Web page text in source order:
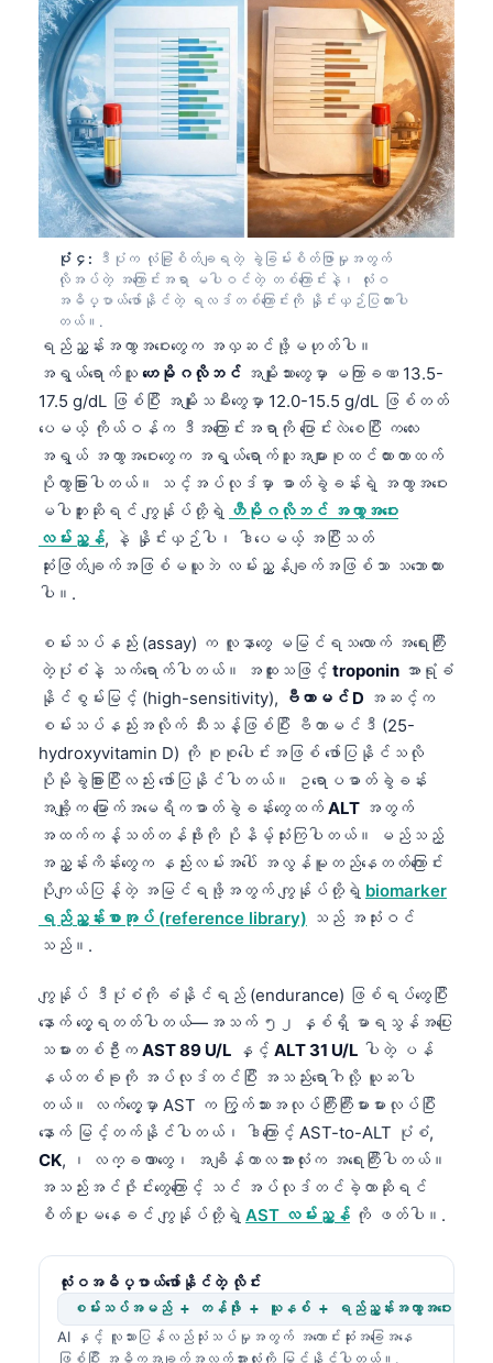
ပုံ ၄: ဒီပုံက လုံခြုံစိတ်ချရတဲ့ ခွဲခြမ်းစိတ်ဖြာမှုအတွက်
လိုအပ်တဲ့ အကြောင်းအရာ မပါဝင်တဲ့ တစ်ကြောင်းနဲ့၊ လုံးဝ
အဓိပ္ပာယ်ဖော်နိုင်တဲ့ ရလဒ်တစ်ကြောင်းကို နှိုင်းယှဉ်ပြထားပါ
တယ်။.
ရည်ညွှန်းအကွာအဝေးတွေက အလှဆင်ဖို့မဟုတ်ပါ။
အရွယ်ရောက်သူ ဟေမိုဂလိုဘင် အမျိုးသားတွေမှာ မကြာခဏ 13.5-
17.5 g/dL ဖြစ်ပြီး အမျိုးသမီးတွေမှာ 12.0-15.5 g/dL ဖြစ်တတ်
ပေမယ့် ကိုယ်ဝန်က ဒီအကြောင်းအရာကို ပြောင်းလဲစေပြီး ကလေး
အရွယ် အကွာအဝေးတွေက အရွယ်ရောက်သူအများစုထင်ထားတာထက်
ပိုကွာခြားပါတယ်။ သင့်အပ်လုဒ်မှာ ဓာတ်ခွဲခန်းရဲ့ အကွာအဝေး
မပါဘူးဆိုရင် ကျွန်ုပ်တို့ရဲ့ ဟီမိုဂလိုဘင် အကွာအဝေး
လမ်းညွှန်, နဲ့ နှိုင်းယှဉ်ပါ၊ ဒါပေမယ့် အပြီးသတ်
ဆုံးဖြတ်ချက်အဖြစ်မယူဘဲ လမ်းညွှန်ချက်အဖြစ်သာ သဘောထား
ပါ။.
စမ်းသပ်နည်း (assay) က လူနာတွေ မမြင်ရသလောက် အရေးကြီး
တဲ့ပုံစံနဲ့ သက်ရောက်ပါတယ်။ အထူးသဖြင့် troponin အာရုံခံ
နိုင်စွမ်းမြင့် (high-sensitivity), ဗီတာမင် D အဆင့်က
စမ်းသပ်နည်းအလိုက် သီးသန့်ဖြစ်ပြီး ဗီတာမင်ဒီ (25-
hydroxyvitamin D) ကို စုစုပေါင်းအဖြစ် ဖော်ပြနိုင်သလို
ပိုမိုခွဲခြားပြီးလည်း ဖော်ပြနိုင်ပါတယ်။ ဥရောပဓာတ်ခွဲခန်း
အချို့က မြောက်အမေရိကဓာတ်ခွဲခန်းတွေထက် ALT အတွက်
အထက်ကန့်သတ်တန်ဖိုးကို ပိုနိမ့်သုံးကြပါတယ်။ မည်သည့်
အညွှန်းကိန်းတွေက နည်းလမ်းအပေါ် အလွန်မူတည်နေတတ်ကြောင်း
ပိုကျယ်ပြန့်တဲ့ အမြင်ရဖို့အတွက် ကျွန်ုပ်တို့ရဲ့ biomarker
ရည်ညွှန်းစာအုပ် (reference library) သည် အသုံးဝင်
သည်။.
ကျွန်ုပ် ဒီပုံစံကို ခံနိုင်ရည် (endurance) ဖြစ်ရပ်တွေပြီး
နောက် တွေ့ရတတ်ပါတယ်—အသက် ၅၂ နှစ်ရှိ မာရသွန်အပြေး
သမားတစ်ဦးက AST 89 U/L နှင့် ALT 31 U/L ပါတဲ့ ပန်
နယ်တစ်ခုကို အပ်လုဒ်တင်ပြီး အသည်းရောဂါလို့ ယူဆပါ
တယ်။ လက်တွေ့မှာ AST က ကြွက်သားအလုပ်ကြီးကြီးမားမားလုပ်ပြီး
နောက် မြင့်တက်နိုင်ပါတယ်၊ ဒါကြောင့် AST-to-ALT ပုံစံ,
CK, ၊ လက္ခဏာတွေ၊ အချိန်ကာလအားလုံးက အရေးကြီးပါတယ်။
အသည်းအင်ဇိုင်းတွေကြောင့် သင် အပ်လုဒ်တင်ခဲ့တာဆိုရင်
စိတ်ပူမနေခင် ကျွန်ုပ်တို့ရဲ့ AST လမ်းညွှန် ကို ဖတ်ပါ။.
လုံးဝအဓိပ္ပာယ်ဖော်နိုင်တဲ့ လိုင်း
စမ်းသပ်အမည် + တန်ဖိုး + ယူနစ် + ရည်ညွှန်းအကွာအဝေး ရှိနေခ
AI နှင့် လူသားပြန်လည်သုံးသပ်မှုအတွက် အကောင်းဆုံးအခြေအနေ
ဖြစ်ပြီး အဓိကအချက်အလက်အားလုံးကို မြင်နိုင်ပါတယ်။.